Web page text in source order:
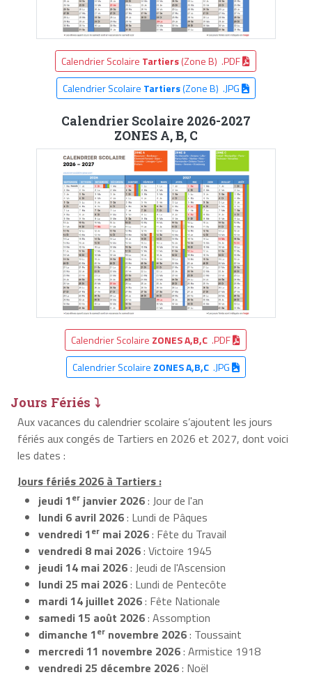
Calendrier Scolaire Tartiers(Zone B) .PDF
Calendrier Scolaire Tartiers(Zone B) .JPG
Calendrier Scolaire 2026-2027
ZONES A, B, C
Calendrier Scolaire ZONES A,B,C .PDF
Calendrier Scolaire ZONES A,B,C.JPG
Jours Fériés ⤵
Aux vacances du calendrier scolaire s’ajoutent les jours
fériés aux congés de Tartiers en 2026 et 2027, dont voici
les dates :
Jours fériés 2026 à Tartiers :
jeudi 1er janvier 2026: Jour de l'an
lundi 6 avril 2026: Lundi de Pâques
vendredi 1er mai 2026: Fête du Travail
vendredi 8 mai 2026: Victoire 1945
jeudi 14 mai 2026: Jeudi de l'Ascension
lundi 25 mai 2026: Lundi de Pentecôte
mardi 14 juillet 2026: Fête Nationale
samedi 15 août 2026: Assomption
dimanche 1er novembre 2026: Toussaint
mercredi 11 novembre 2026: Armistice 1918
vendredi 25 décembre 2026: Noël